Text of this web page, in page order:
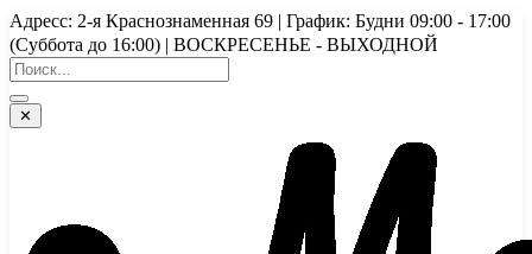
Перейти
к
содержимому
Адресс: 2-я Краснознаменная 69 | График: Будни 09:00 - 17:00
(Суббота до 16:00) | ВОСКРЕСЕНЬЕ - ВЫХОДНОЙ
✕